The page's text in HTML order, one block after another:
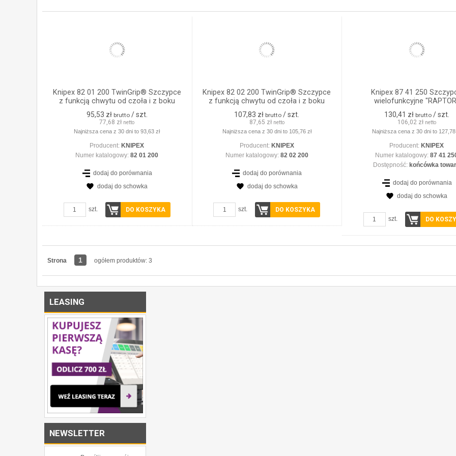
Knipex 82 01 200 TwinGrip® Szczypce
z funkcją chwytu od czoła i z boku
95,53 zł brutto / szt.
77,68 zł netto
Najniższa cena z 30 dni to 93,63 zł
Producent: KNIPEX
Numer katalogowy:82 01 200
dodaj do porównania
dodaj do schowka
szt. DO KOSZYKA
Knipex 82 02 200 TwinGrip® Szczypce
z funkcją chwytu od czoła i z boku
107,83 zł brutto / szt.
87,65 zł netto
Najniższa cena z 30 dni to 105,76 zł
Producent: KNIPEX
Numer katalogowy: 82 02 200
dodaj do porównania
dodaj do schowka
szt. DO KOSZYKA
Knipex 87 41 250
wielofunkcyjne
130,41 zł brutto / szt.
106,02 zł netto
Najniższa cena z 30 dni to 127,78
Producent: KNIPEX
Numer katalogowy:87 41
Dostępność: końcówka
dodaj do porównania
dodaj do schowka
szt. DO
Strona 1 ogółem produktów: 3
LEASING
NEWSLETTER